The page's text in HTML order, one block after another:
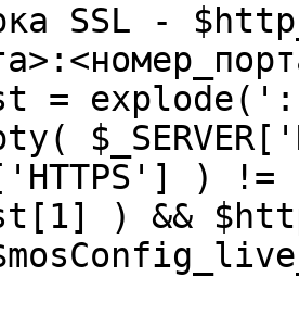
SSL -
= explode(':',
) &&